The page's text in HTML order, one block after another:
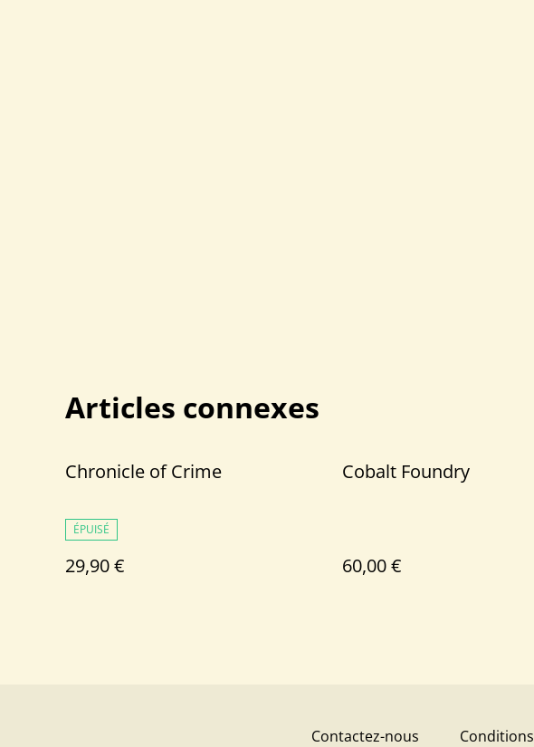
Articles connexes
Chronicle of Crime
ÉPUISÉ
29,90 €
Cobalt Foundry
60,00 €
Contactez-nous Conditions